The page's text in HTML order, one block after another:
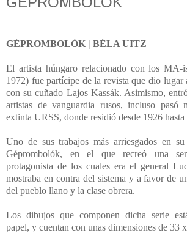
GÉPROMBOLÓK | BÉLA UITZ
El artista húngaro relacionado con los
1972) fue partícipe de la revista que dio lugar
con su cuñado Lajos Kassák. Asimismo,
artistas de vanguardia rusos, incluso pasó
extinta URSS, donde residió desde 1926 hasta
Uno de sus trabajos más arriesgados en
Géprombolók, en el que recreó una
protagonista de los cuales era el general
mostraba en contra del sistema y a favor de
del pueblo llano y la clase obrera.
Los dibujos que componen dicha serie
papel, y cuentan con unas dimensiones de 33